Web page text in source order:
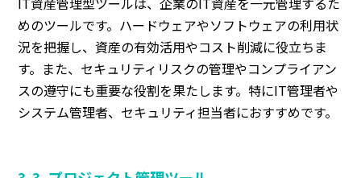
めのツールです。ハードウェアやソフトウェアの利用状
況を把握し、資産の有効活用やコスト削減に役立ちま
す。また、セキュリティリスクの管理やコンプライアン
スの遵守にも重要な役割を果たします。特にIT管理者や
システム管理者、セキュリティ担当者におすすめです。